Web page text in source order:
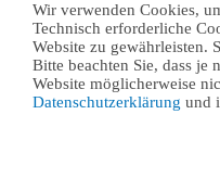
Wir verwenden Cookies,
Technisch erforderliche
Website zu gewährleisten.
Bitte beachten Sie, dass
Website möglicherweise
Datenschutzerklärung und